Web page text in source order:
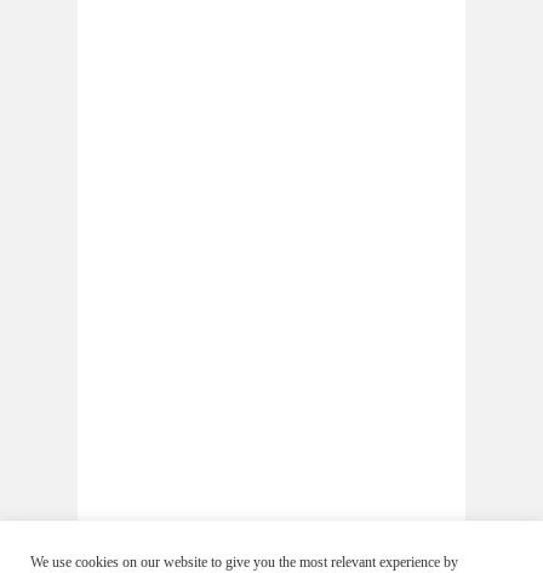
We use cookies on our website to give you the most relevant experience by